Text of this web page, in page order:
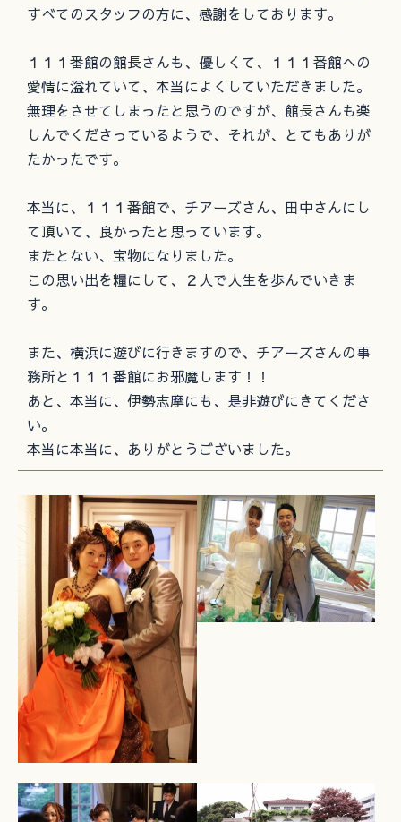
すべてのスタッフの方に、感謝をしております。
１１１番館の館長さんも、優しくて、１１１番館への
愛情に溢れていて、本当によくしていただきました。
無理をさせてしまったと思うのですが、館長さんも楽
しんでくださっているようで、それが、とてもありが
たかったです。
本当に、１１１番館で、チアーズさん、田中さんにし
て頂いて、良かったと思っています。
またとない、宝物になりました。
この思い出を糧にして、２人で人生を歩んでいきま
す。
また、横浜に遊びに行きますので、チアーズさんの事
務所と１１１番館にお邪魔します！！
あと、本当に、伊勢志摩にも、是非遊びにきてくださ
い。
本当に本当に、ありがとうございました。